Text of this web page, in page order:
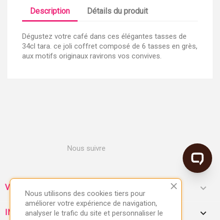
Description Détails du produit
Dégustez votre café dans ces élégantes tasses de
34cl tara. ce joli coffret composé de 6 tasses en grès,
aux motifs originaux ravirons vos convives.
Nous suivre
VOTRE COMPTE 
INFORMATIONS keyboard_arrow_down
Nous utilisons des cookies tiers pour
améliorer votre expérience de navigation,
analyser le trafic du site et personnaliser le